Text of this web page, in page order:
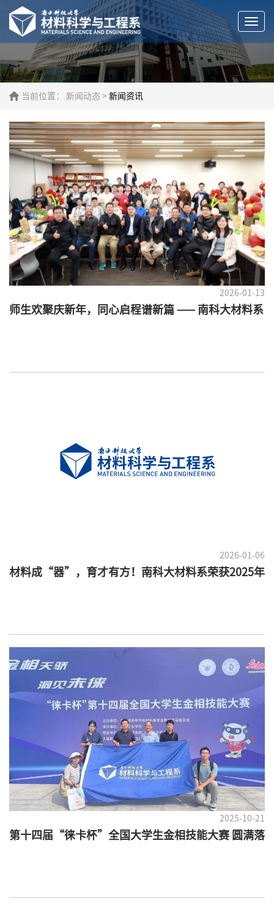
当前位置： 新闻动态 > 新闻资讯
2026-01-13
师生欢聚庆新年，同心启程谱新篇 —— 南科大材料系
2026-01-06
材料成“器”，育才有方！南科大材料系荣获2025年
2025-10-21
第十四届“徕卡杯”全国大学生金相技能大赛 圆满落